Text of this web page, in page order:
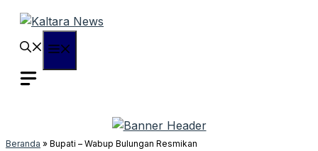
Langsung
Beranda » Bupati – Wabup Bulungan Resmikan